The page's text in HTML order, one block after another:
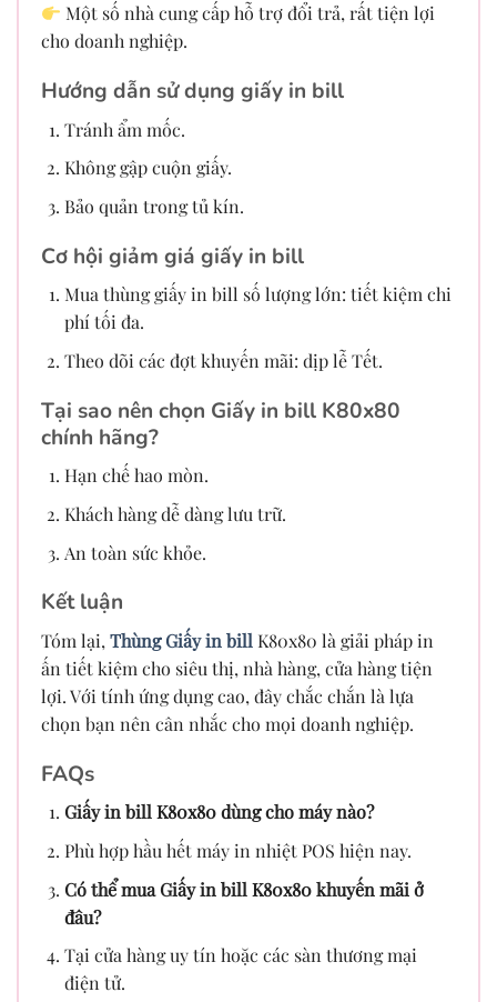
Một số nhà cung cấp hỗ trợ đổi trả, rất tiện lợi
cho doanh nghiệp.
Hướng dẫn sử dụng giấy in bill
Tránh ẩm mốc.
Không gập cuộn giấy.
Bảo quản trong tủ kín.
Cơ hội giảm giá giấy in bill
Mua thùng giấy in bill số lượng lớn: tiết kiệm chi
phí tối đa.
Theo dõi các đợt khuyến mãi: dịp lễ Tết.
Tại sao nên chọn Giấy in bill K80x80
chính hãng?
Hạn chế hao mòn.
Khách hàng dễ dàng lưu trữ.
An toàn sức khỏe.
Kết luận
Tóm lại, Thùng Giấy in bill K80x80 là giải pháp in
ấn tiết kiệm cho siêu thị, nhà hàng, cửa hàng tiện
lợi. Với tính ứng dụng cao, đây chắc chắn là lựa
chọn bạn nên cân nhắc cho mọi doanh nghiệp.
FAQs
Giấy in bill K80x80 dùng cho máy nào?
Phù hợp hầu hết máy in nhiệt POS hiện nay.
Có thể mua Giấy in bill K80x80 khuyến mãi ở
đâu?
Tại cửa hàng uy tín hoặc các sàn thương mại
điện tử.